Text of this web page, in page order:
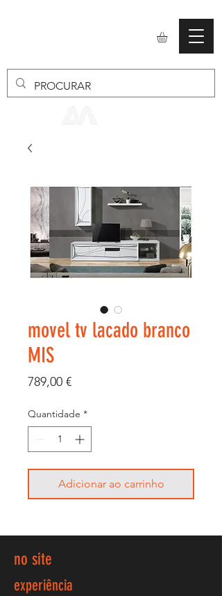
movel tv lacado branco
MIS
789,00 €Preço
Quantidade *
Adicionar ao carrinho
no site
experiência